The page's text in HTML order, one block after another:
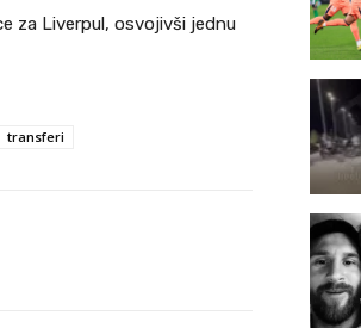
za Liverpul, osvojivši jednu
transferi